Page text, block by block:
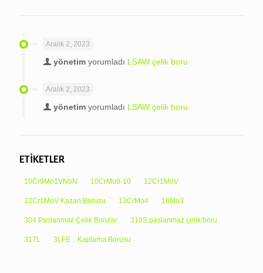
Aralık 2, 2023
yönetim yorumladı LSAW çelik boru
Aralık 2, 2023
yönetim yorumladı LSAW çelik boru
ETİKETLER
10Cr9Mo1VNbN 10CrMo9-10 12Cr1MoV
12Cr1MoV Kazan Borusu 13CrMo4 16Mo3
304 Paslanmaz Çelik Borular 310S paslanmaz çelik boru
317L 3LFE，Kaplama Borusu